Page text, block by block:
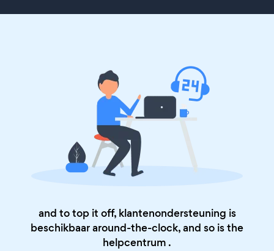
and to top it off, klantenondersteuning is
beschikbaar around-the-clock, and so is the
helpcentrum .